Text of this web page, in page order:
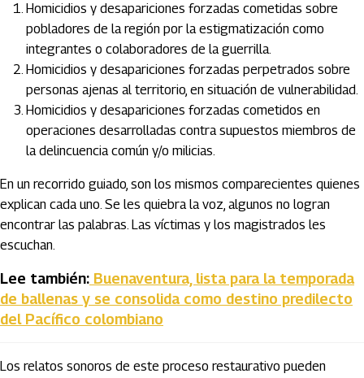
Homicidios y desapariciones forzadas cometidas sobre
pobladores de la región por la estigmatización como
integrantes o colaboradores de la guerrilla.
Homicidios y desapariciones forzadas perpetrados sobre
personas ajenas al territorio, en situación de vulnerabilidad.
Homicidios y desapariciones forzadas cometidos en
operaciones desarrolladas contra supuestos miembros de
la delincuencia común y/o milicias.
En un recorrido guiado, son los mismos comparecientes quienes
explican cada uno. Se les quiebra la voz, algunos no logran
encontrar las palabras. Las víctimas y los magistrados les
escuchan.
Lee también: Buenaventura, lista para la temporada
de ballenas y se consolida como destino predilecto
del Pacífico colombiano
Los relatos sonoros de este proceso restaurativo pueden